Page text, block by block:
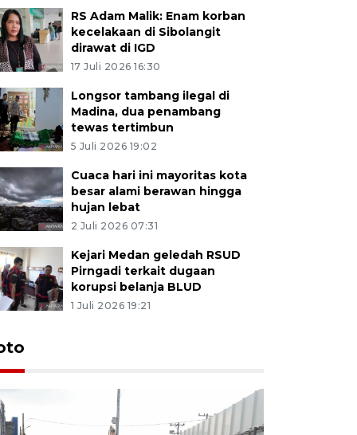
RS Adam Malik: Enam korban
kecelakaan di Sibolangit
dirawat di IGD
17 Juli 2026 16:30
Longsor tambang ilegal di
Madina, dua penambang
tewas tertimbun
5 Juli 2026 19:02
Cuaca hari ini mayoritas kota
besar alami berawan hingga
hujan lebat
2 Juli 2026 07:31
Kejari Medan geledah RSUD
Pirngadi terkait dugaan
korupsi belanja BLUD
1 Juli 2026 19:21